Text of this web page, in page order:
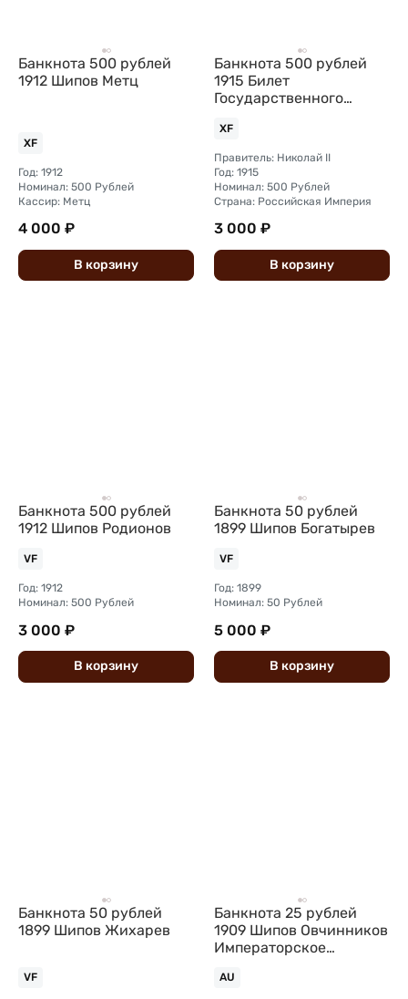
Банкнота 500 рублей
1912 Шипов Метц
XF
Год: 1912
Номинал: 500 Рублей
Кассир: Метц
4 000 ₽
В корзину
Банкнота 500 рублей
1915 Билет
Государственного
XF
Правитель: Николай II
Год: 1915
Номинал: 500 Рублей
Страна: Российская Империя
3 000 ₽
В корзину
Банкнота 500 рублей
1912 Шипов Родионов
VF
Год: 1912
Номинал: 500 Рублей
3 000 ₽
В корзину
Банкнота 50 рублей
1899 Шипов Богатырев
VF
Год: 1899
Номинал: 50 Рублей
5 000 ₽
В корзину
Банкнота 50 рублей
1899 Шипов Жихарев
VF
Банкнота 25 рублей
1909 Шипов Овчинников
Императорское
AU